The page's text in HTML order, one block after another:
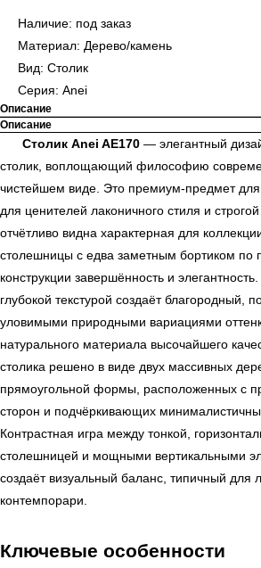
Наличие: под заказ
Материал: Дерево/камень
Вид: Столик
Серия: Anei
Описание
Описание
Столик Anei AE170 — элегантный
столик, воплощающий философию
чистейшем виде. Это премиум-предмет для
для ценителей лаконичного стиля и
отчётливо видна характерная для
столешницы с едва заметным бортиком
конструкции завершённость и
глубокой текстурой создаёт благородный,
уловимыми природными вариациями
натурального материала высочайшего
столика решено в виде двух массивных
прямоугольной формы, расположенных с
сторон и подчёркивающих
Контрастная игра между тонкой,
столешницей и мощными вертикальными
создаёт визуальный баланс, типичный для
контемпорари.
Ключевые особенности